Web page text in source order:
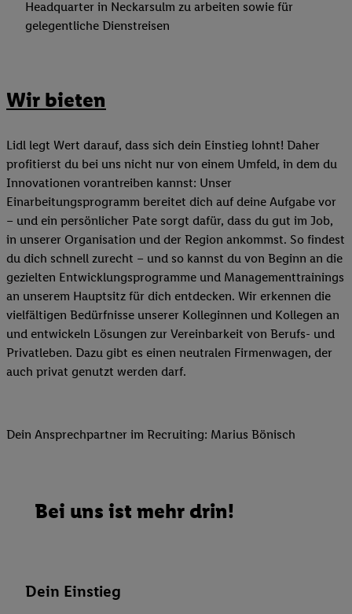
Headquarter in Neckarsulm zu arbeiten sowie für
gelegentliche Dienstreisen
Wir bieten
Lidl legt Wert darauf, dass sich dein Einstieg lohnt! Daher
profitierst du bei uns nicht nur von einem Umfeld, in dem du
Innovationen vorantreiben kannst: Unser
Einarbeitungsprogramm bereitet dich auf deine Aufgabe vor
– und ein persönlicher Pate sorgt dafür, dass du gut im Job,
in unserer Organisation und der Region ankommst. So findest
du dich schnell zurecht – und so kannst du von Beginn an die
gezielten Entwicklungsprogramme und Managementtrainings
an unserem Hauptsitz für dich entdecken. Wir erkennen die
vielfältigen Bedürfnisse unserer Kolleginnen und Kollegen an
und entwickeln Lösungen zur Vereinbarkeit von Berufs- und
Privatleben. Dazu gibt es einen neutralen Firmenwagen, der
auch privat genutzt werden darf.
Dein Ansprechpartner im Recruiting: Marius Bönisch
Bei uns ist mehr drin!
Dein Einstieg